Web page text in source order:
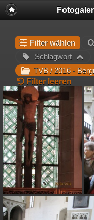
Filter wählen
Schlagwort
Filter leeren